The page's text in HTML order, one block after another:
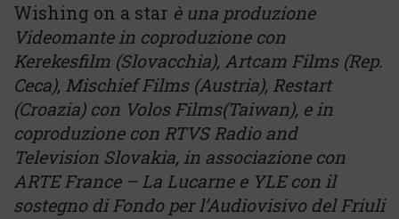
Wishing on a star è una produzione
Videomante in coproduzione con
Kerekesfilm (Slovacchia), Artcam Films (Rep.
Ceca), Mischief Films (Austria), Restart
(Croazia) con Volos Films(Taiwan), e in
coproduzione con RTVS Radio and
Television Slovakia, in associazione con
ARTE France – La Lucarne e YLE con il
sostegno di Fondo per l’Audiovisivo del Friuli